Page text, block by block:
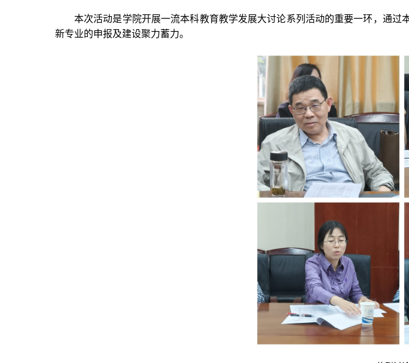
本次活动是学院开展一流本科教育教学发展大讨论系列活动的重要一环，通
新专业的申报及建设聚力蓄力。